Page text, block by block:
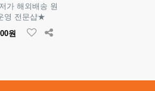
가 해외배송 원
영 전문샵★
원